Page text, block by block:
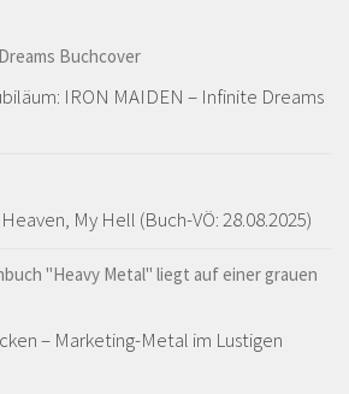
IRON MAIDEN – Infinite Dreams
My Hell (Buch-VÖ: 28.08.2025)
– Marketing-Metal im Lustigen